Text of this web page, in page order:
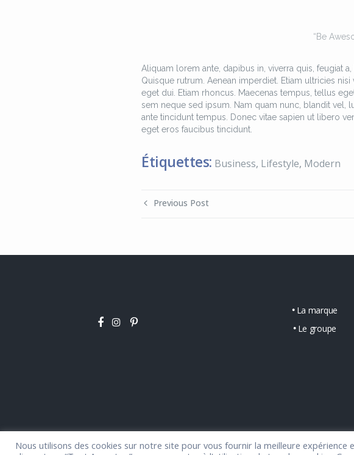
“Be
Aliquam lorem ante, dapibus in, viverra quis, feugiat
Quisque rutrum. Aenean imperdiet. Etiam ultricies
eget dui. Etiam rhoncus. Maecenas tempus, tellus
sem neque sed ipsum. Nam quam nunc, blandit vel,
ante tincidunt tempus. Donec vitae sapien ut libero
eget eros faucibus tincidunt.
Étiquettes: Business, Lifestyle, Modern
Previous Post
La marque
Le groupe
Nous utilisons des cookies sur notre site pour vous fournir la meilleure expérience